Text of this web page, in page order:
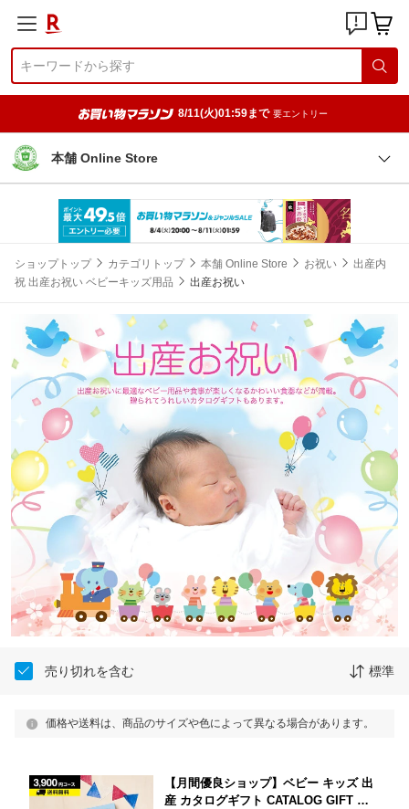
8/11(火)01:59まで 要エントリー
本舗 Online Store
ショップトップ カテゴリトップ 本舗 Online Store お祝い
出産内
祝 出産お祝い ベビーキッズ用品
出産お祝い
売り切れを含む 標準
価格や送料は、商品のサイズや色によって異なる場合があります。
【月間優良ショップ】ベビー キッズ 出
産 カタログギフト CATALOG GIFT え